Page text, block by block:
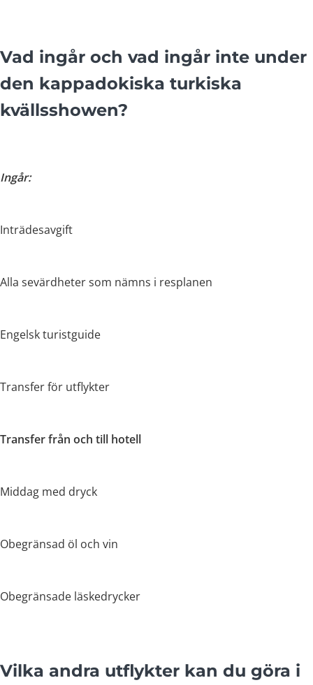
Vad ingår och vad ingår inte under
den kappadokiska turkiska
kvällsshowen?
Ingår:
Inträdesavgift
Alla sevärdheter som nämns i resplanen
Engelsk turistguide
Transfer för utflykter
Transfer från och till hotell
Middag med dryck
Obegränsad öl och vin
Obegränsade läskedrycker
Vilka andra utflykter kan du göra i